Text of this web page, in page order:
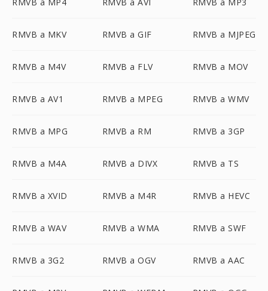
RMVB a MKV RMVB a GIF RMVB a MJPEG
RMVB a M4V RMVB a FLV RMVB a MOV
RMVB a AV1 RMVB a MPEG RMVB a WMV
RMVB a MPG RMVB a RM RMVB a 3GP
RMVB a M4A RMVB a DIVX RMVB a TS
RMVB a XVID RMVB a M4R RMVB a HEVC
RMVB a WAV RMVB a WMA RMVB a SWF
RMVB a 3G2 RMVB a OGV RMVB a AAC